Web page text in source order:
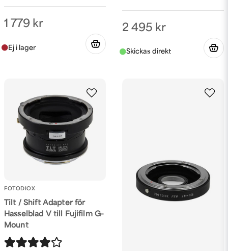
1 779 kr 2 495 kr
FOTODIOX
Tilt / Shift Adapter för
Hasselblad V till Fujifilm G-
Mount